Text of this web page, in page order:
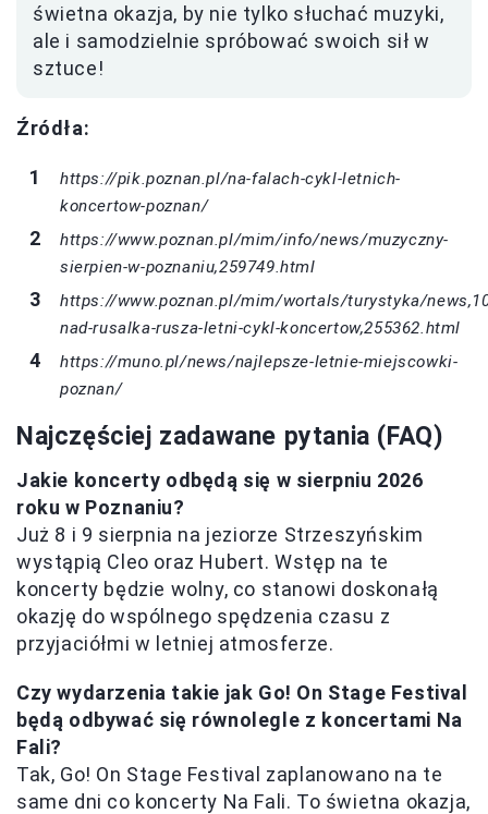
świetna okazja, by nie tylko słuchać muzyki,
ale i samodzielnie spróbować swoich sił w
sztuce!
Źródła:
https://pik.poznan.pl/na-falach-cykl-letnich-
koncertow-poznan/
https://www.poznan.pl/mim/info/news/muzyczny-
sierpien-w-poznaniu,259749.html
https://www.poznan.pl/mim/wortals/turystyka/
nad-rusalka-rusza-letni-cykl-koncertow,255362.html
https://muno.pl/news/najlepsze-letnie-miejscowki-
poznan/
Najczęściej zadawane pytania (FAQ)
Jakie koncerty odbędą się w sierpniu 2026
roku w Poznaniu?
Już 8 i 9 sierpnia na jeziorze Strzeszyńskim
wystąpią Cleo oraz Hubert. Wstęp na te
koncerty będzie wolny, co stanowi doskonałą
okazję do wspólnego spędzenia czasu z
przyjaciółmi w letniej atmosferze.
Czy wydarzenia takie jak Go! On Stage Festival
będą odbywać się równolegle z koncertami Na
Fali?
Tak, Go! On Stage Festival zaplanowano na te
same dni co koncerty Na Fali. To świetna okazja,